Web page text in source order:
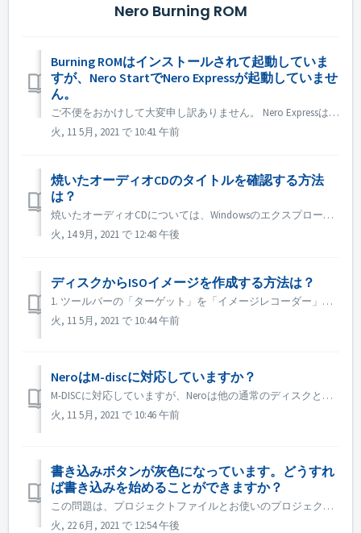
Nero Burning ROM
Burning ROMはインストールされて起動していま
すが、Nero StartでNero Expressが起動していませ
ん。
ご不便をおかけして大変申し訳ありません。 Nero Expressは、Nero BurningRomスタンドアロン製品には含まれていません。Nero Express はオフラインストアで販売されています。 Nero Express は、Nero Platinum Suite に含まれています。ご希望の場合は...
火, 11 5月, 2021 で 10:41 午前
焼いたオーディオCDのタイトルを確認する方法
は？
焼いたオーディオCDについては、Windowsのエクスプローラーでブラウズすると、トラック01、トラック02と表示されます。これは予想通りです。 Nero MediaHomeなどの音楽プレーヤーで再生すれば、メタデータを見ることができます。
火, 14 9月, 2021 で 12:48 午後
ディスクからISOイメージを作成する方法は？
1. ツールバーの「ターゲット」を「イメージレコーダー」に設定します。 2. コピー元のディスクをドライブに挿入します。ツールバーの「コピー」をクリックします。 3. 設定が完了したら、［コピー］をクリックします。 4. Save as type "としてISOを選...
火, 11 5月, 2021 で 10:44 午前
NeroはM-discに対応していますか？
M-DISCに対応していますが、Neroは他の通常のディスクと同様に書き込みます。このための特別な処置はありません。
火, 11 5月, 2021 で 10:46 午前
書き込みボタンが灰色になっています。どうすれ
ば書き込みを始めることができますか？
この問題は、プロジェクトファイルとお使いのプロジェクトタイプとの間の不一致が原因である可能性があります。他のプロジェクトタイプを試して、一致問題があるかどうかを確認してください。 ディスクドライブの認識に失敗したことも原因の一つと考えられますので、お試しください。 1. 外付けの光ディスクドライブレコ...
火, 22 6月, 2021 で 12:54 午後